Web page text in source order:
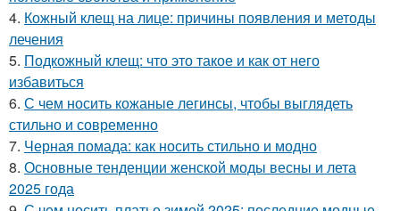
4. Кожный клещ на лице: причины появления и методы
лечения
5. Подкожный клещ: что это такое и как от него
избавиться
6. С чем носить кожаные легинсы, чтобы выглядеть
стильно и современно
7. Черная помада: как носить стильно и модно
8. Основные тенденции женской моды весны и лета
2025 года